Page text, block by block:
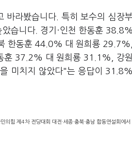
바라봤습니다. 특히 보수의 심장
습니다. 경기·인천 한동훈
한동훈 44.0% 대 원희룡 29.7%,
훈 37.2% 대 원희룡 31.1%, 강
미치지 않았다"는 응답이
힘 제4차 전당대회 대전·세종·충북·충남 합동연설회에서